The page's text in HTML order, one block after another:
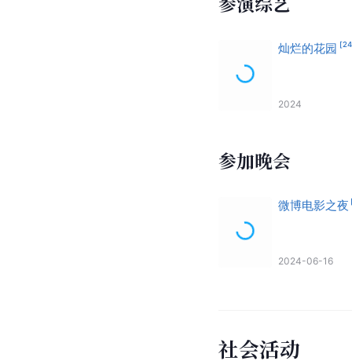
灿烂的花园 [24
2024
参加晚会
微博电影之夜
2024-06-16
社会活动